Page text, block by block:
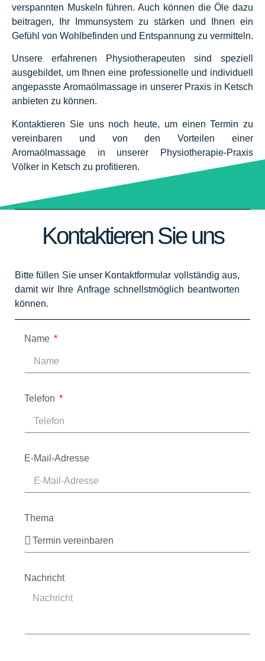
verspannten Muskeln führen. Auch können die Öle dazu
beitragen, Ihr Immunsystem zu stärken und Ihnen ein
Gefühl von Wohlbefinden und Entspannung zu vermitteln.
Unsere erfahrenen Physiotherapeuten sind speziell
ausgebildet, um Ihnen eine professionelle und individuell
angepasste Aromaölmassage in unserer Praxis in Ketsch
anbieten zu können.
Kontaktieren Sie uns noch heute, um einen Termin zu
vereinbaren und von den Vorteilen einer
Aromaölmassage in unserer Physiotherapie-Praxis
Völker in Ketsch zu profitieren.
Kontaktieren Sie uns
Bitte füllen Sie unser Kontaktformular vollständig aus,
damit wir Ihre Anfrage schnellstmöglich beantworten
können.
Name
Telefon
E-Mail-Adresse
Thema
Nachricht